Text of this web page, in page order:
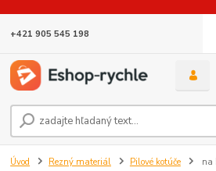
+421 905 545 198
Úvod Rezný materiál Pilové kotúče na